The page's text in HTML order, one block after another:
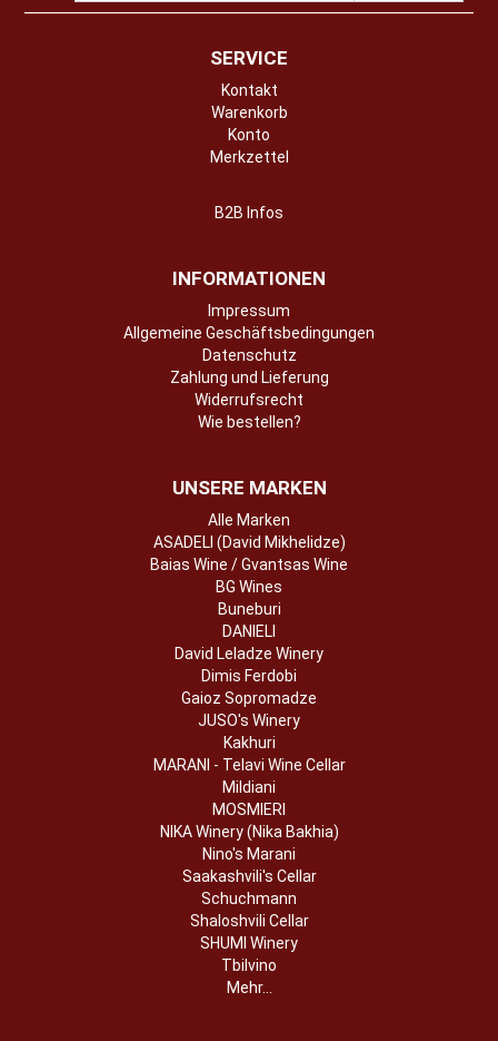
SERVICE
Kontakt
Warenkorb
Konto
Merkzettel
B2B Infos
INFORMATIONEN
Impressum
Allgemeine Geschäftsbedingungen
Datenschutz
Zahlung und Lieferung
Widerrufsrecht
Wie bestellen?
UNSERE MARKEN
Alle Marken
ASADELI (David Mikhelidze)
Baias Wine / Gvantsas Wine
BG Wines
Buneburi
DANIELI
David Leladze Winery
Dimis Ferdobi
Gaioz Sopromadze
JUSO's Winery
Kakhuri
MARANI - Telavi Wine Cellar
Mildiani
MOSMIERI
NIKA Winery (Nika Bakhia)
Nino's Marani
Saakashvili's Cellar
Schuchmann
Shaloshvili Cellar
SHUMI Winery
Tbilvino
Mehr...